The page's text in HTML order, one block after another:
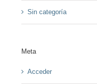
Sin categoría
Meta
Acceder